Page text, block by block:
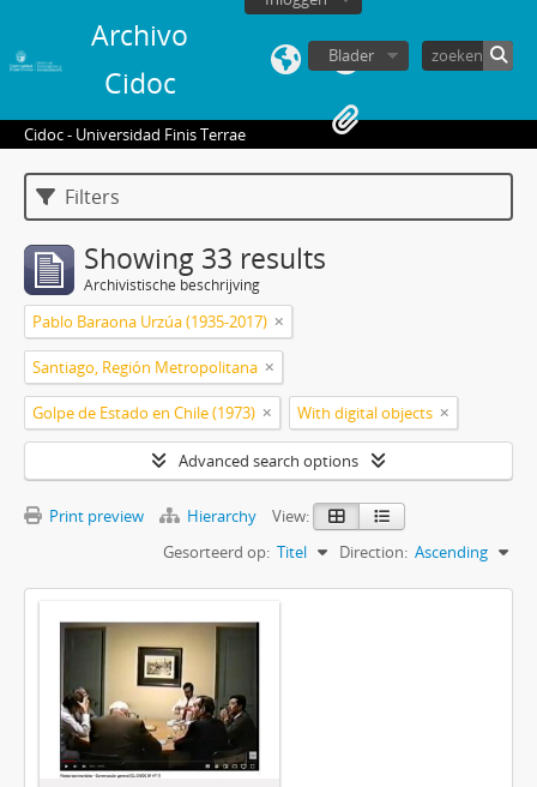
Archivo
Cidoc
Blader
Cidoc - Universidad Finis Terrae
Filters
Showing 33 results
Archivistische beschrijving
Pablo Baraona Urzúa (1935-2017)
Santiago, Región Metropolitana
Golpe de Estado en Chile (1973) With digital objects
Advanced search options
Print preview Hierarchy
View:
Gesorteerd op: Titel Direction: Ascending